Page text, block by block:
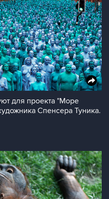
для проекта "Море
Спенсера Туника.